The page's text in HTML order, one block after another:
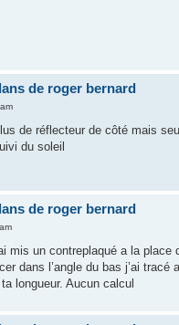
de roger bernard
de réflecteur de côté mais
du soleil
de roger bernard
mis un contreplaqué a la
dans l’angle du bas j’ai
longueur. Aucun calcul